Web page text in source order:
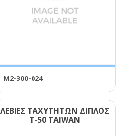
Μ2-300-024
ΛΕΒΙΕΣ ΤΑΧΥΤΗΤΩΝ ΔΙΠΛΟΣ
Τ-50 ΤΑΙWΑΝ